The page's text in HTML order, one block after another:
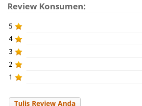
Review Konsumen:
5
4
3
2
1
Tulis Review Anda